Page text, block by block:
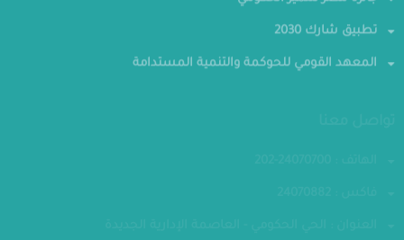
جائزة مصر للتميز الحكومي
تطبيق شارك 2030
المعهد القومي للحوكمة والتنمية المستدامة